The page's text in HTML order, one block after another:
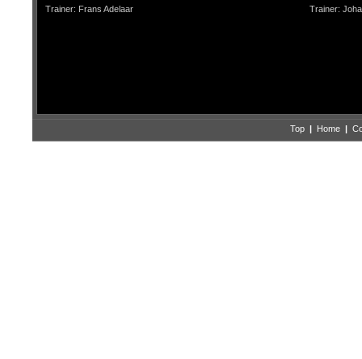
Trainer: Frans Adelaar Trainer:
Top | Home |